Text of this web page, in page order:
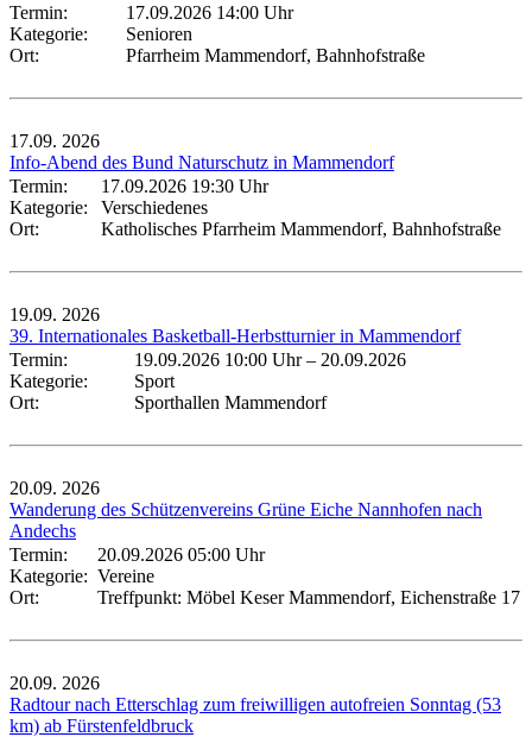
Termin:
17.09.2026 14:00 Uhr
Kategorie:
Senioren
Ort:
Pfarrheim Mammendorf, Bahnhofstraße
17.09. 2026
Info-Abend des Bund Naturschutz in Mammendorf
Termin:
17.09.2026 19:30 Uhr
Kategorie:
Verschiedenes
Ort:
Katholisches Pfarrheim Mammendorf, Bahnhofstraße
19.09. 2026
39. Internationales Basketball-Herbstturnier in Mammendorf
Termin:
19.09.2026 10:00 Uhr– 20.09.2026
Kategorie:
Sport
Ort:
Sporthallen Mammendorf
20.09. 2026
Wanderung des Schützenvereins Grüne Eiche Nannhofen nach
Andechs
Termin:
20.09.2026 05:00 Uhr
Kategorie: Vereine
Ort:
Treffpunkt: Möbel Keser Mammendorf, Eichenstraße 17
20.09. 2026
Radtour nach Etterschlag zum freiwilligen autofreien Sonntag (53
km) ab Fürstenfeldbruck